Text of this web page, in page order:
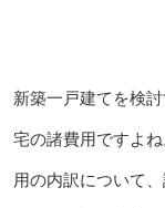
新築一戸建てを検
宅の諸費用ですよ
用の内訳について